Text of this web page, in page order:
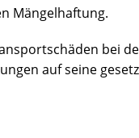
Mängelhaftung.
bei
auf seine